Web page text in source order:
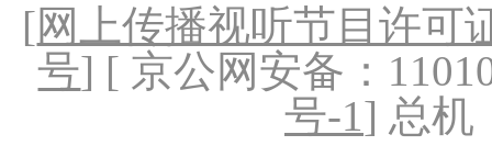
[网上传播视听节目许可
号] [ 京公网安备：
号-1] 总机